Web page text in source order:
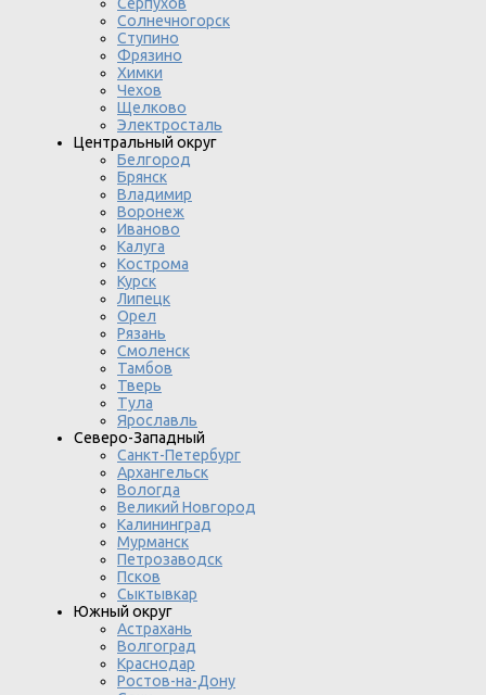
Серпухов
Солнечногорск
Ступино
Фрязино
Химки
Чехов
Щелково
Электросталь
Центральный округ
Белгород
Брянск
Владимир
Воронеж
Иваново
Калуга
Кострома
Курск
Липецк
Орел
Рязань
Смоленск
Тамбов
Тверь
Тула
Ярославль
Северо-Западный
Санкт-Петербург
Архангельск
Вологда
Великий Новгород
Калининград
Мурманск
Петрозаводск
Псков
Сыктывкар
Южный округ
Астрахань
Волгоград
Краснодар
Ростов-на-Дону